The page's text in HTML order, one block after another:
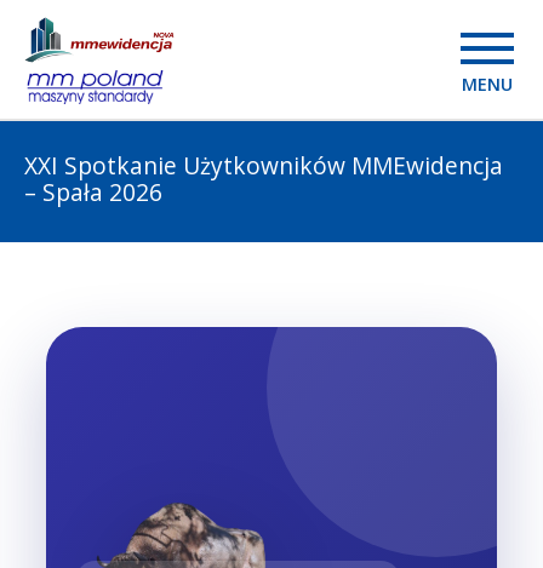
MENU
XXI Spotkanie Użytkowników MMEwidencja
– Spała 2026